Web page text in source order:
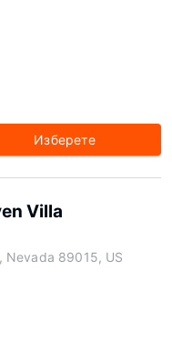
Изберете
Villa
Nevada 89015, US